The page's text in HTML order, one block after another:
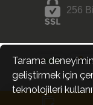
256
Tarama
geliştirmek için
teknolojileri